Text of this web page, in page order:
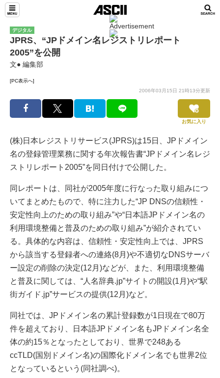
デジタル
JPRS、“JPドメイン名レジストリレポート
2005”を公開
文● 編集部
[PC表示へ]
2006年03月15日 21時13分更新
お気に入り
(株)日本レジストリサービス(JPRS)は15日、JPドメイン
名の登録管理業務に関する年次報告書“JPドメイン名レジ
ストリレポート2005”を同日付けで公開した。
同レポートは、同社が2005年度に行なった取り組みにつ
いてまとめたもので、特に注力した“JP DNSの信頼性・
安定性向上のための取り組み”や“日本語JPドメイン名の
利用環境整備と普及のための取り組み”が紹介されてい
る。具体的な内容は、信頼性・安定性向上では、JPRS
から該当する登録者への連絡(8月)や不適切なDNSサーバ
ー設定の削除の決定(12月)などが、また、利用環境整備
と普及に関しては、“人名辞典.jp”サイトの開設(1月)や“駅
街ガイド.jp”サービスの提供(12月)など。
同社では、JPドメイン名の累計登録数が1日現在で80万
件を超えており、日本語JPドメイン名もJPドメイン名全
体の約15％となったとしており、世界で248ある
ccTLD(国別ドメイン名)の国際化ドメイン名でも世界2位
となっているという(同社調べ)。